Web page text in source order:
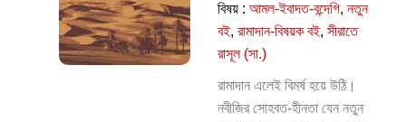
বিষয় :আমল-ইবাদত-বন্দেগি,নতুন
বই,রামাদান-বিষয়ক বই,সীরাতে
রাসূল (সা.)
রামাদান এলেই বিমর্ষ হয়ে উঠি।
নবীজির সোহবত-হীনতা যেন নতুন